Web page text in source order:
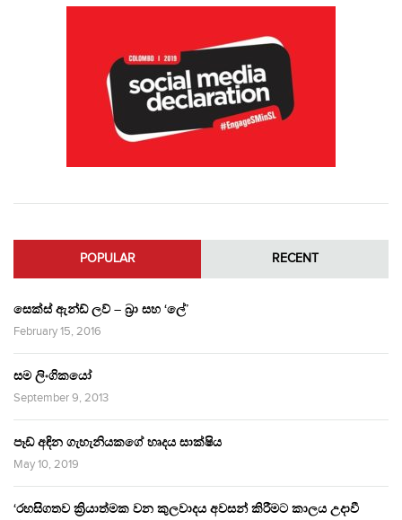
POPULAR RECENT
සෙක්ස් ඇන්ඩ් ලව් – බ්‍රා සහ ‘ලේ’
February 15, 2016
සම ලිංගිකයෝ
September 9, 2013
පෑඩ් අඳින ගැහැනියකගේ හෘදය සාක්ෂිය
May 10, 2019
‘රහසිගතව ක්‍රියාත්මක වන කුලවාදය අවසන් කිරීමට කාලය උදාවී